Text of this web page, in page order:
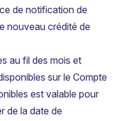
de notification de
nouveau crédité de
au fil des mois et
sur le Compte
est valable pour
de la date de